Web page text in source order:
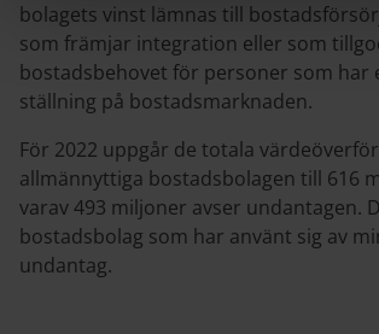
bolagets vinst lämnas till
som främjar integration eller som
bostadsbehovet för personer som har
ställning på bostadsmarknaden.
För 2022 uppgår de totala
allmännyttiga bostadsbolagen till 616
varav 493 miljoner avser undantagen.
bostadsbolag som har använt sig av
undantag.